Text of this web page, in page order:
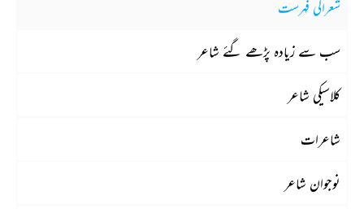
شعراکی فہرست
سب سے زیادہ پڑھے گئے شاعر
کلاسیکی شاعر
شاعرات
نوجوان شاعر